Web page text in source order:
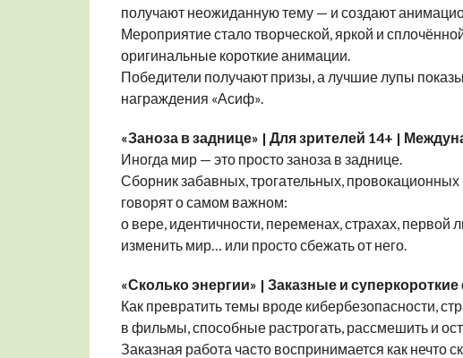
получают неожиданную тему — и создают
Мероприятие стало творческой, яркой и
оригинальные короткие анимации.
Победители получают призы, а лучшие лупы
награждения «Асиф».
«Заноза в заднице» | Для зрителей 14+ |
Иногда мир — это просто заноза в заднице.
Сборник забавных, трогательных,
говорят о самом важном:
о вере, идентичности, переменах, страхах, первой
изменить мир… или просто сбежать от него.
«Сколько энергии» | Заказные и
Как превратить темы вроде кибербезопасности,
в фильмы, способные растрогать, рассмешить и
Заказная работа часто воспринимается как нечто